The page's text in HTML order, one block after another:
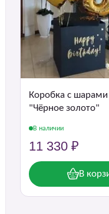
Коробка с
"Чёрное золото"
В наличии
11 330 ₽
В